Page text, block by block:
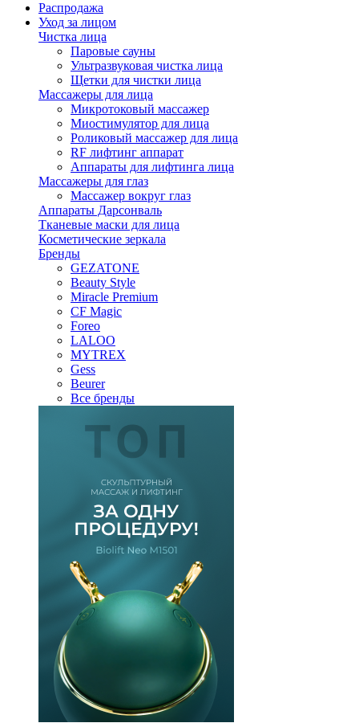
Распродажа
Уход за лицом
Чистка лица
Паровые сауны
Ультразвуковая чистка лица
Щетки для чистки лица
Массажеры для лица
Микротоковый массажер
Миостимулятор для лица
Роликовый массажер для лица
RF лифтинг аппарат
Аппараты для лифтинга лица
Массажеры для глаз
Массажер вокруг глаз
Аппараты Дарсонваль
Тканевые маски для лица
Косметические зеркала
Бренды
GEZATONE
Beauty Style
Miracle Premium
CF Magic
Foreo
LALOO
MYTREX
Gess
Beurer
Все бренды